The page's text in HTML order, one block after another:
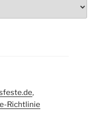
,
Richtlinie